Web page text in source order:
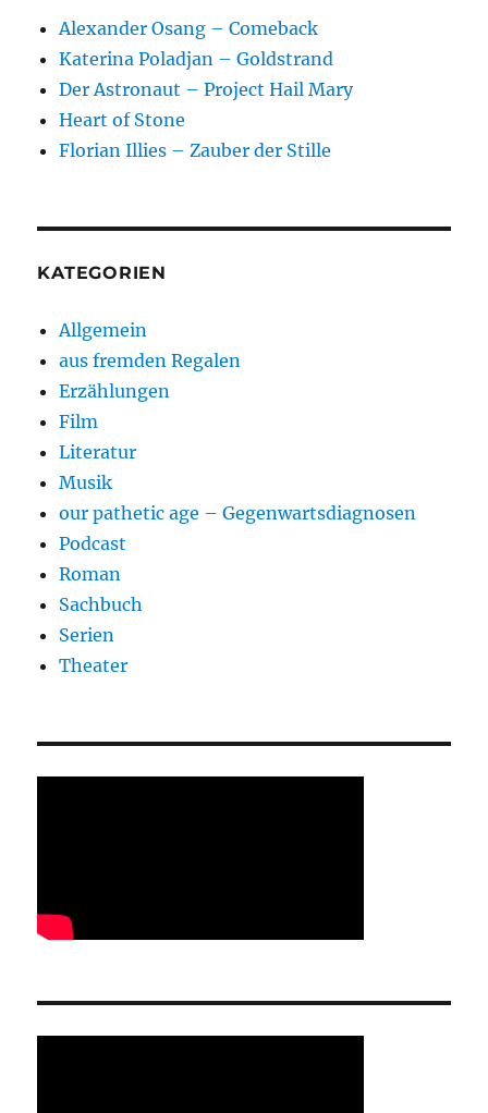
Alexander Osang – Comeback
Katerina Poladjan – Goldstrand
Der Astronaut – Project Hail Mary
Heart of Stone
Florian Illies – Zauber der Stille
KATEGORIEN
Allgemein
aus fremden Regalen
Erzählungen
Film
Literatur
Musik
our pathetic age – Gegenwartsdiagnosen
Podcast
Roman
Sachbuch
Serien
Theater